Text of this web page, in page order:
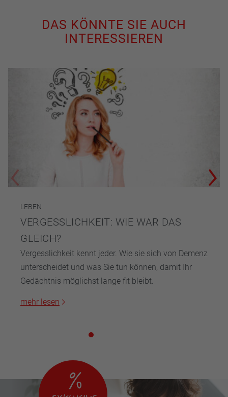
DAS KÖNNTE SIE AUCH
INTERESSIEREN
LEBEN
VERGESSLICHKEIT: WIE WAR DAS
GLEICH?
Vergesslichkeit kennt jeder. Wie sie sich von Demenz
unterscheidet und was Sie tun können, damit Ihr
Gedächtnis möglichst lange fit bleibt.
mehr lesen